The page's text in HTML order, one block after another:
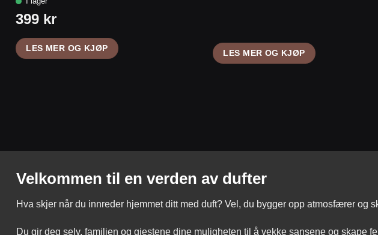
LES MER OG KJØP LES MER OG KJØP
Velkommen til en verden av dufter
Hva skjer når du innreder hjemmet ditt med duft? Vel, du bygger opp atmosfærer og
Du gir deg selv, familien og gjestene dine muligheten til å vekke sansene og skape